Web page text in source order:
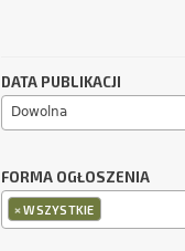
DATA PUBLIKACJI
Dowolna
FORMA OGŁOSZENIA
×WSZYSTKIE